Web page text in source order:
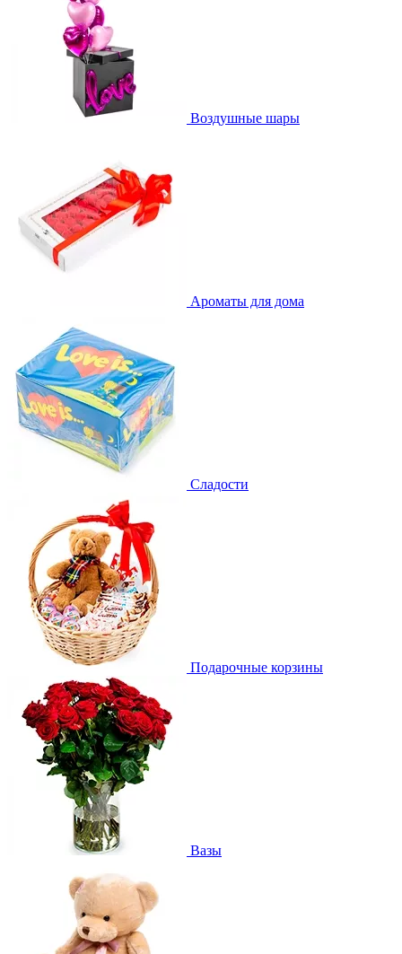
Воздушные шары
Ароматы для дома
Сладости
Подарочные корзины
Вазы